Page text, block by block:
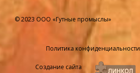
© 2023 ООО «Гутные промыслы»
Политика конфиденциальности
Создание сайта